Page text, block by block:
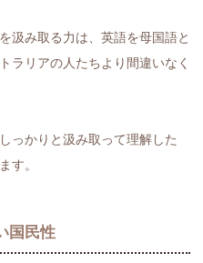
汲み取る力は、英語を母国語と
ラリアの人たちより間違いなく
っかりと汲み取って理解した
す。
国民性